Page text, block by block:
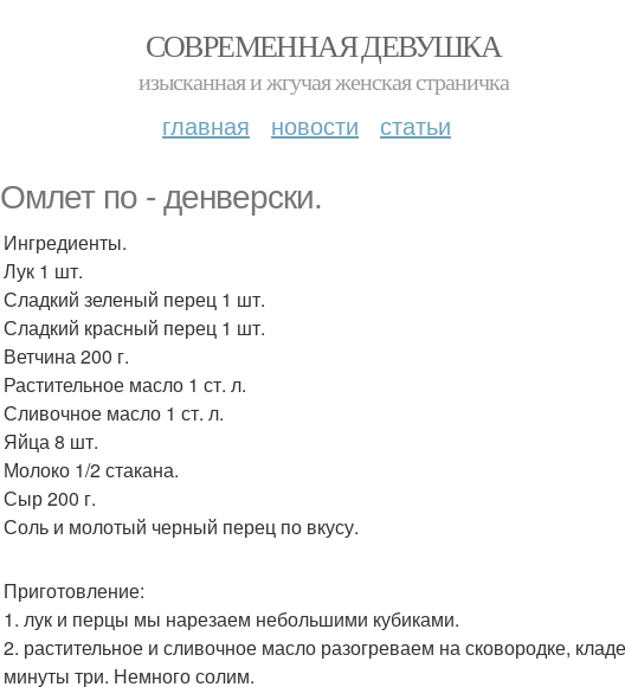
СОВРЕМЕННАЯ ДЕВУШКА
изысканная и жгучая женская страничка
главная новости статьи
Омлет по - денверски.
Ингредиенты.
Лук 1 шт.
Сладкий зеленый перец 1 шт.
Сладкий красный перец 1 шт.
Ветчина 200 г.
Растительное масло 1 ст. л.
Сливочное масло 1 ст. л.
Яйца 8 шт.
Молоко 1/2 стакана.
Сыр 200 г.
Соль и молотый черный перец по вкусу.
Приготовление:
1. лук и перцы мы нарезаем небольшими кубиками.
2. растительное и сливочное масло разогреваем на сковородке,
минуты три. Немного солим.